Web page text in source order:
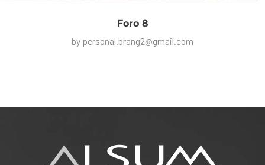
Foro 8
by personal.brang2@gmail.com